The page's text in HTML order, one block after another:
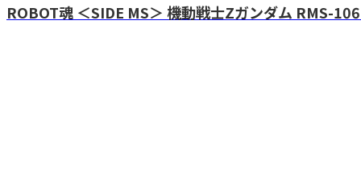
ROBOT魂 ＜SIDE MS＞ 機動戦士Zガンダム RMS-